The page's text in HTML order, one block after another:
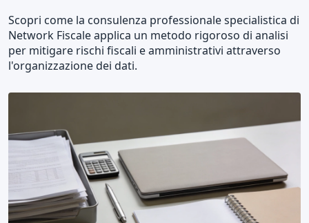
Scopri come la consulenza professionale specialistica di
Network Fiscale applica un metodo rigoroso di analisi
per mitigare rischi fiscali e amministrativi attraverso
l'organizzazione dei dati.